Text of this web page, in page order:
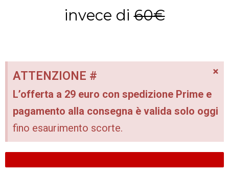
invece di60€
ATTENZIONE #
L’offerta a 29 euro con spedizione Prime e
pagamento alla consegna è valida solo oggi
fino esaurimento scorte.
×